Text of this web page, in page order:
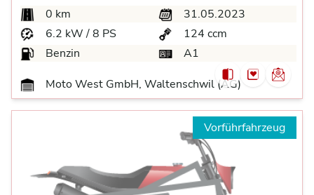
0 km
31.05.2023
6.2 kW / 8 PS
124 ccm
Benzin
A1
Moto West GmbH, Waltenschwil (AG)
Vorführfahrzeug